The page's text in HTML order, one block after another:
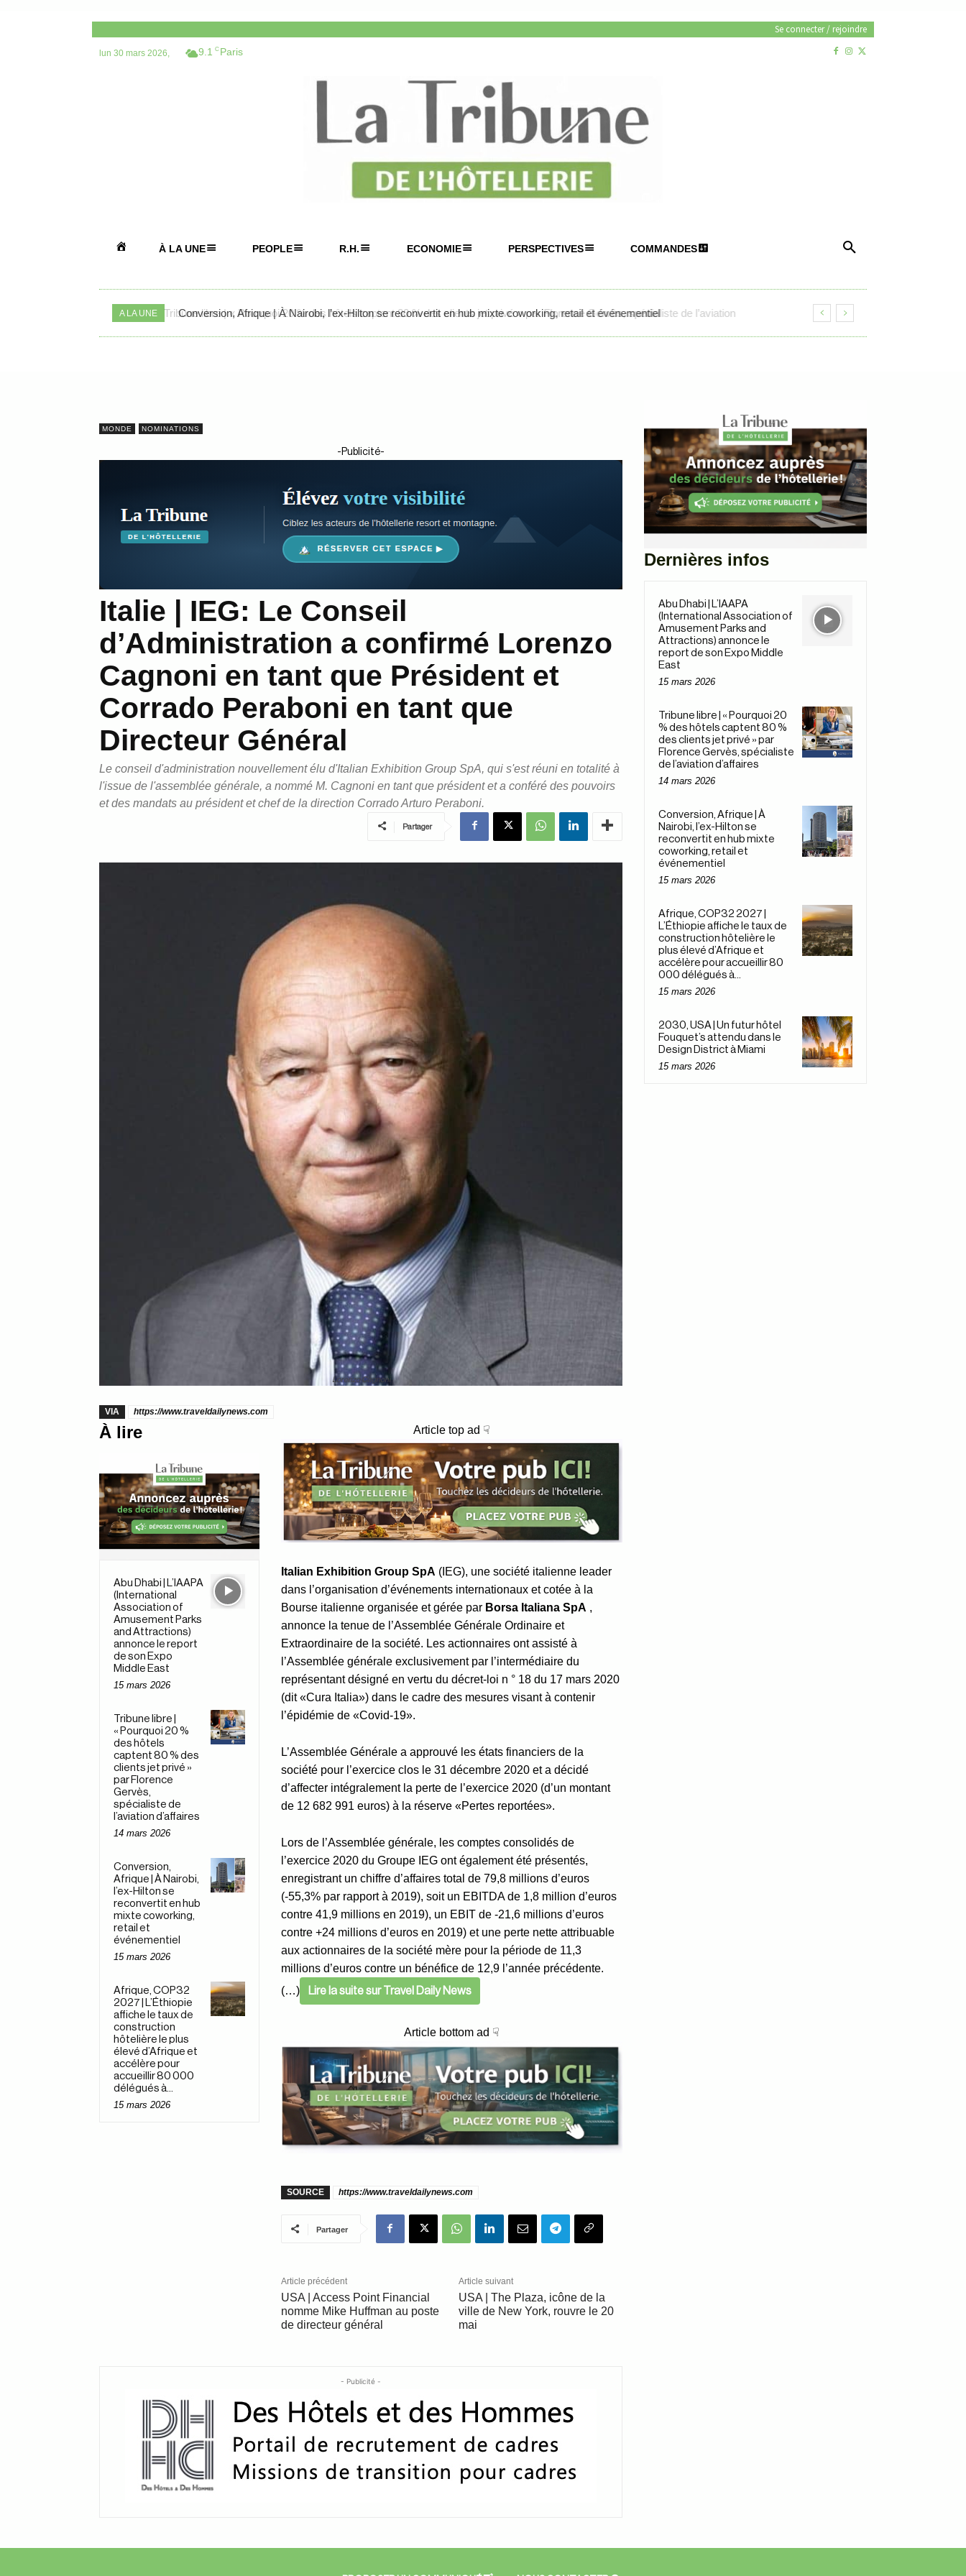
Se connecter / rejoindre
lun 30 mars 2026, 9.1 C Paris
C
À LA UNE PEOPLE R.H. ECONOMIE PERSPECTIVES COMMANDES
A LA UNE Conversion, Afrique | À Nairobi, l’ex-Hilton se reconvertit en hub mixte coworking, retail et événementiel
MONDE NOMINATIONS
-Publicité-
Italie | IEG: Le Conseil
d’Administration a confirmé Lorenzo
Cagnoni en tant que Président et
Corrado Peraboni en tant que
Directeur Général
Le conseil d'administration nouvellement élu d'Italian Exhibition Group SpA, qui s'est réuni en totalité à
l'issue de l'assemblée générale, a nommé M. Cagnoni en tant que président et a conféré des pouvoirs
et des mandats au président et chef de la direction Corrado Arturo Peraboni.
Partager
Lorenzo Cagnoni
VIA https://www.traveldailynews.com
À lire
Abu Dhabi | L’IAAPA
(International
Association of
Amusement Parks
and Attractions)
annonce le report
de son Expo
Middle East
15 mars 2026
Tribune libre |
« Pourquoi 20 %
des hôtels
captent 80 % des
clients jet privé »
par Florence
Gervès,
spécialiste de
l’aviation d’affaires
14 mars 2026
Conversion,
Afrique | À Nairobi,
l’ex-Hilton se
reconvertit en hub
mixte coworking,
retail et
événementiel
15 mars 2026
Afrique, COP32
2027 | L’Éthiopie
affiche le taux de
construction
hôtelière le plus
élevé d’Afrique et
accélère pour
accueillir 80 000
délégués à...
15 mars 2026
Article top ad ☟
Italian Exhibition Group SpA (IEG), une société italienne leader
dans l’organisation d’événements internationaux et cotée à la
Bourse italienne organisée et gérée par Borsa Italiana SpA ,
annonce la tenue de l’Assemblée Générale Ordinaire et
Extraordinaire de la société. Les actionnaires ont assisté à
l’Assemblée générale exclusivement par l’intermédiaire du
représentant désigné en vertu du décret-loi n ° 18 du 17 mars 2020
(dit «Cura Italia») dans le cadre des mesures visant à contenir
l’épidémie de «Covid-19».
L’Assemblée Générale a approuvé les états financiers de la
société pour l’exercice clos le 31 décembre 2020 et a décidé
d’affecter intégralement la perte de l’exercice 2020 (d’un montant
de 12 682 991 euros) à la réserve «Pertes reportées».
Lors de l’Assemblée générale, les comptes consolidés de
l’exercice 2020 du Groupe IEG ont également été présentés,
enregistrant un chiffre d’affaires total de 79,8 millions d’euros
(-55,3% par rapport à 2019), soit un EBITDA de 1,8 million d’euros
contre 41,9 millions en 2019), un EBIT de -21,6 millions d’euros
contre +24 millions d’euros en 2019) et une perte nette attribuable
aux actionnaires de la société mère pour la période de 11,3
millions d’euros contre un bénéfice de 12,9 l’année précédente.
(…)
Lire la suite sur Travel Daily News
Article bottom ad ☟
SOURCE https://www.traveldailynews.com
Partager
Article précédent
USA | Access Point Financial
nomme Mike Huffman au poste
de directeur général
Article suivant
USA | The Plaza, icône de la
ville de New York, rouvre le 20
mai
- Publicité -
Dernières infos
Abu Dhabi | L’IAAPA
(International Association of
Amusement Parks and
Attractions) annonce le
report de son Expo Middle
East
15 mars 2026
Tribune libre | « Pourquoi 20
% des hôtels captent 80 %
des clients jet privé » par
Florence Gervès, spécialiste
de l’aviation d’affaires
14 mars 2026
Conversion, Afrique | À
Nairobi, l’ex-Hilton se
reconvertit en hub mixte
coworking, retail et
événementiel
15 mars 2026
Afrique, COP32 2027 |
L’Éthiopie affiche le taux de
construction hôtelière le
plus élevé d’Afrique et
accélère pour accueillir 80
000 délégués à...
15 mars 2026
2030, USA | Un futur hôtel
Fouquet’s attendu dans le
Design District à Miami
15 mars 2026